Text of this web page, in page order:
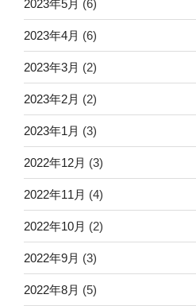
2023年5月 (6)
2023年4月 (6)
2023年3月 (2)
2023年2月 (2)
2023年1月 (3)
2022年12月 (3)
2022年11月 (4)
2022年10月 (2)
2022年9月 (3)
2022年8月 (5)